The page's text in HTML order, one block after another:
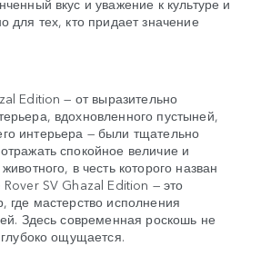
вкус и уважение к культуре и
для тех, кто придает значение
Edition — от выразительно
вдохновленного пустыней,
интерьера — были тщательно
спокойное величие и
в честь которого назван
SV Ghazal Edition — это
где мастерство исполнения
Здесь современная роскошь не
ощущается.